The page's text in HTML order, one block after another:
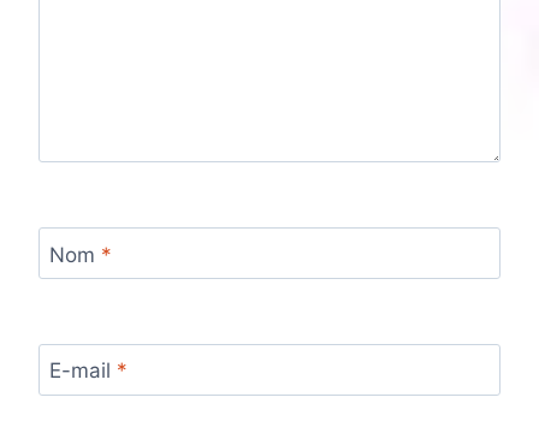
Nom *
E-mail *